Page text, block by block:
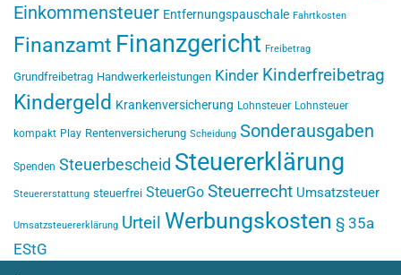
Einkommensteuer Entfernungspauschale Fahrtkosten
Finanzamt Finanzgericht Freibetrag
Grundfreibetrag Handwerkerleistungen Kinder Kinderfreibetrag
Kindergeld Krankenversicherung Lohnsteuer Lohnsteuer
kompakt Play Rentenversicherung Scheidung Sonderausgaben
Spenden Steuerbescheid Steuererklärung
Steuererstattung steuerfrei SteuerGo Steuerrecht Umsatzsteuer
Umsatzsteuererklärung Urteil Werbungskosten § 35a
EStG